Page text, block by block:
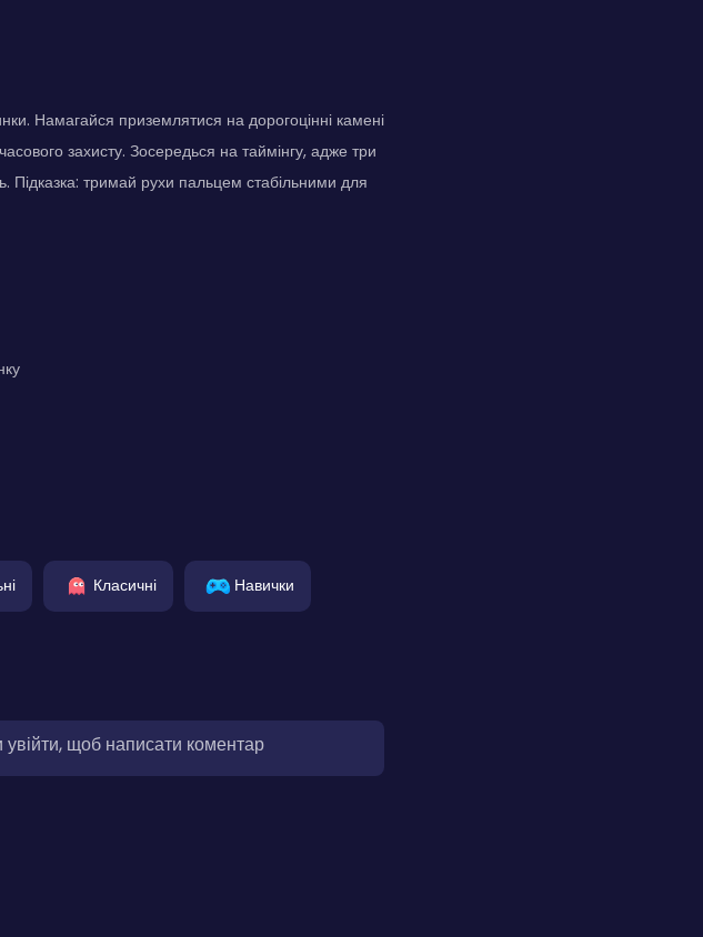
Намагайся приземлятися на дорогоцінні камені
захисту. Зосередься на таймінгу, адже три
Підказка: тримай рухи пальцем стабільними для
Класичні Навички
щоб написати коментар